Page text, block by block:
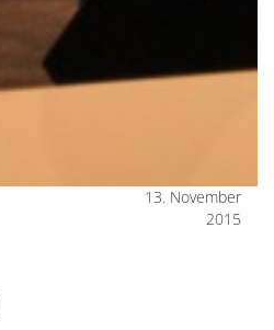
13. November
2015